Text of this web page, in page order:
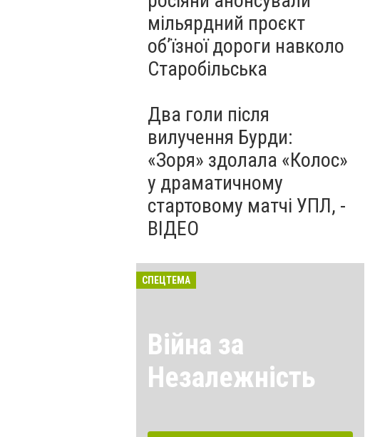
мільярдний проєкт
об’їзної дороги навколо
Старобільська
Два голи після
вилучення Бурди:
«Зоря» здолала «Колос»
у драматичному
стартовому матчі УПЛ, -
ВІДЕО
СПЕЦТЕМА
Війна за
Незалежність